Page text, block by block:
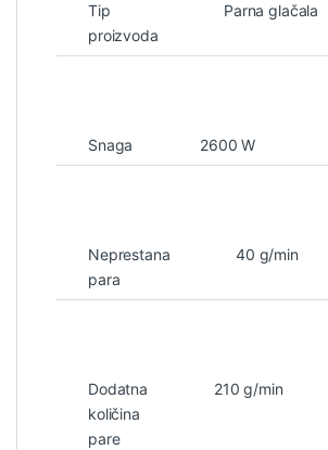
Tip
proizvoda
Parna glačala
Snaga 2600 W
Neprestana
para
40 g/min
Dodatna
količina
pare
210 g/min